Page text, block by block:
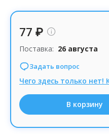
77 ₽
Поставка: 26 августа
Задать вопрос
В корзину